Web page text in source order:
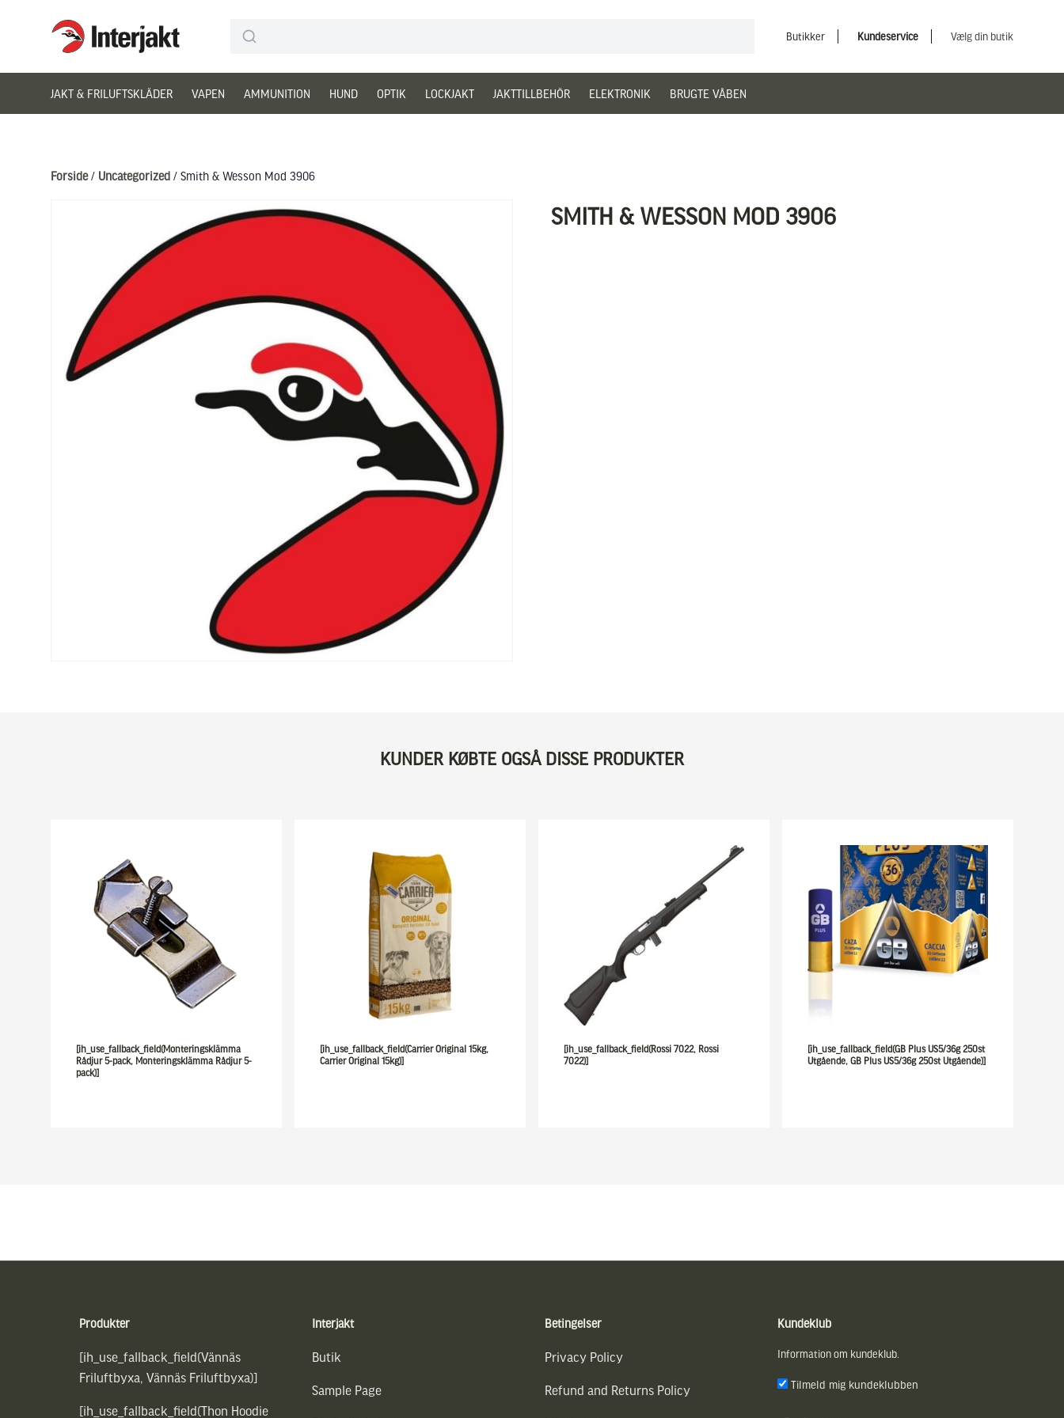
Interjakt DK
Butikker Kundeservice Vælg din butik
JAKT & FRILUFTSKLÄDER VAPEN AMMUNITION HUND OPTIK LOCKJAKT JAKTTILLBEHÖR ELEKTRONIK BRUGTE VÅBEN
Forside/ Uncategorized / Smith & Wesson Mod 3906
SMITH & WESSON MOD 3906
KUNDER KØBTE OGSÅ DISSE PRODUKTER
[ih_use_fallback_field(Monteringsklämma
Rådjur 5-pack, Monteringsklämma Rådjur 5-
pack)]
[ih_use_fallback_field(Carrier Original 15kg,
Carrier Original 15kg)]
[ih_use_fallback_field(Rossi 7022, Rossi
7022)]
[ih_use_fallback_field(GB Plus US5/36g 250st
Utgående, GB Plus US5/36g 250st Utgående)]
Produkter
[ih_use_fallback_field(Vännäs
Friluftbyxa, Vännäs Friluftbyxa)]
[ih_use_fallback_field(Thon Hoodie
Interjakt
Butik
Sample Page
Betingelser
Privacy Policy
Refund and Returns Policy
Kundeklub
Information om kundeklub.
Tilmeld mig kundeklubben